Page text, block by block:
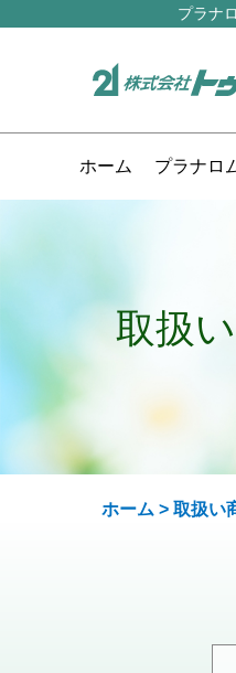
プラナ
ホーム プラナロ
取扱
ホーム > 取扱い